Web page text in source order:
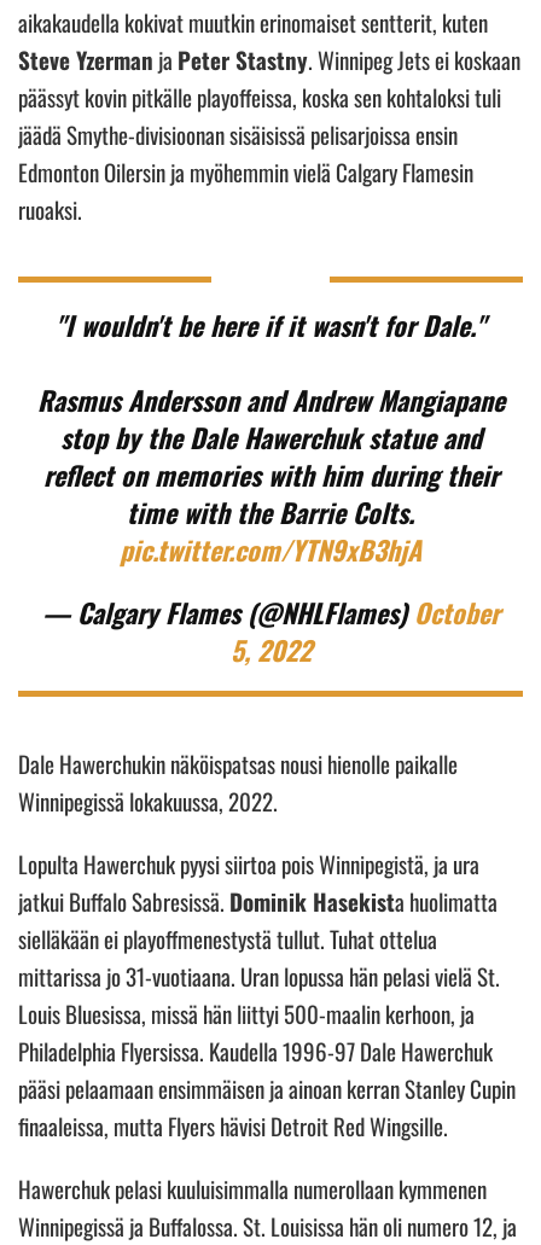
aikakaudella kokivat muutkin erinomaiset sentterit, kuten
Steve Yzerman ja Peter Stastny. Winnipeg Jets ei koskaan
päässyt kovin pitkälle playoffeissa, koska sen kohtaloksi tuli
jäädä Smythe-divisioonan sisäisissä pelisarjoissa ensin
Edmonton Oilersin ja myöhemmin vielä Calgary Flamesin
ruoaksi.
"I wouldn't be here if it wasn't for Dale."
Rasmus Andersson and Andrew Mangiapane
stop by the Dale Hawerchuk statue and
reflect on memories with him during their
time with the Barrie Colts.
pic.twitter.com/YTN9xB3hjA
— Calgary Flames (@NHLFlames)October
5, 2022
Dale Hawerchukin näköispatsas nousi hienolle paikalle
Winnipegissä lokakuussa, 2022.
Lopulta Hawerchuk pyysi siirtoa pois Winnipegistä, ja ura
jatkui Buffalo Sabresissä. Dominik Hasekista huolimatta
sielläkään ei playoffmenestystä tullut. Tuhat ottelua
mittarissa jo 31-vuotiaana. Uran lopussa hän pelasi vielä St.
Louis Bluesissa, missä hän liittyi 500-maalin kerhoon, ja
Philadelphia Flyersissa. Kaudella 1996-97 Dale Hawerchuk
pääsi pelaamaan ensimmäisen ja ainoan kerran Stanley Cupin
finaaleissa, mutta Flyers hävisi Detroit Red Wingsille.
Hawerchuk pelasi kuuluisimmalla numerollaan kymmenen
Winnipegissä ja Buffalossa. St. Louisissa hän oli numero 12, ja